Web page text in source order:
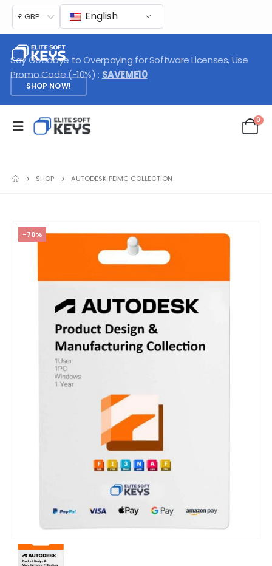
£ GBP English
Say Goodbye to Overpaying for Software Licenses, Use
Promo Code (-10%) : SAVEME10
SHOP NOW!
0
SHOP AUTODESK PDMC COLLECTION
-70%